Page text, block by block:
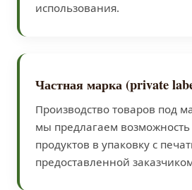
использования.
Частная марка (private
Производство товаров под
мы предлагаем
продуктов в упаковку с
предоставленной